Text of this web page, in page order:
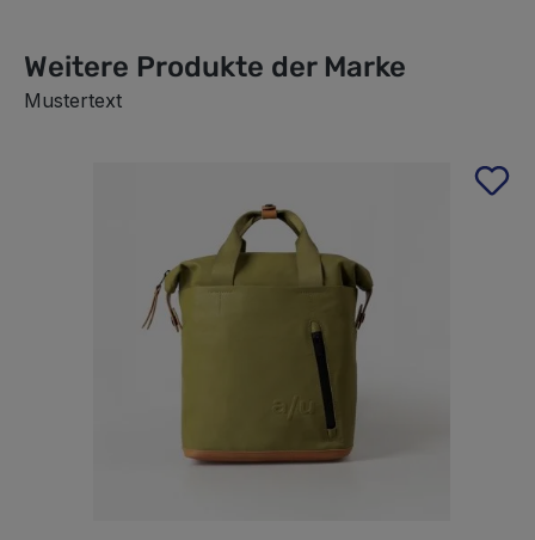
Weitere Produkte der Marke
Mustertext